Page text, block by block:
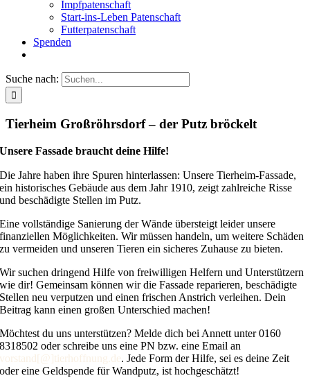
Impfpatenschaft
Start-ins-Leben Patenschaft
Futterpatenschaft
Spenden
Suche nach:
Tierheim Großröhrsdorf – der Putz bröckelt
Unsere Fassade braucht deine Hilfe!
Die Jahre haben ihre Spuren hinterlassen: Unsere Tierheim-Fassade,
ein historisches Gebäude aus dem Jahr 1910, zeigt zahlreiche Risse
und beschädigte Stellen im Putz.
Eine vollständige Sanierung der Wände übersteigt leider unsere
finanziellen Möglichkeiten. Wir müssen handeln, um weitere Schäden
zu vermeiden und unseren Tieren ein sicheres Zuhause zu bieten.
Wir suchen dringend Hilfe von freiwilligen Helfern und Unterstützern
wie dir! Gemeinsam können wir die Fassade reparieren, beschädigte
Stellen neu verputzen und einen frischen Anstrich verleihen. Dein
Beitrag kann einen großen Unterschied machen!
Möchtest du uns unterstützen? Melde dich bei Annett unter 0160
8318502 oder schreibe uns eine PN bzw. eine Email an
vorstand[@]tierhoffnung.de. Jede Form der Hilfe, sei es deine Zeit
oder eine Geldspende für Wandputz, ist hochgeschätzt!